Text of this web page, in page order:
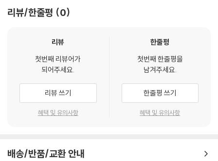
리뷰/한줄평 0
리뷰
첫번째 리뷰어가
되어주세요.
리뷰 쓰기
혜택 및 유의사항
한줄평
첫번째 한줄평을
남겨주세요.
한줄평 쓰기
혜택 및 유의사항
배송/반품/교환 안내